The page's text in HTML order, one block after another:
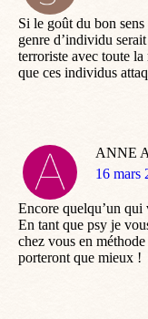
Si le goût du bon
genre d’individu
terroriste avec toute
que ces individus
ANNE
dit
16 mars
Encore quelqu’un qui
En tant que psy je
chez vous en
porteront que mieux !